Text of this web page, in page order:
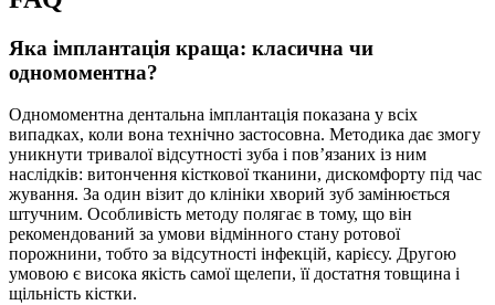
Яка імплантація краща: класична чи
одномоментна?
Одномоментна дентальна імплантація показана у всіх
випадках, коли вона технічно застосовна. Методика дає змогу
уникнути тривалої відсутності зуба і пов’язаних із ним
наслідків: витончення кісткової тканини, дискомфорту під час
жування. За один візит до клініки хворий зуб замінюється
штучним. Особливість методу полягає в тому, що він
рекомендований за умови відмінного стану ротової
порожнини, тобто за відсутності інфекцій, карієсу. Другою
умовою є висока якість самої щелепи, її достатня товщина і
щільність кістки.